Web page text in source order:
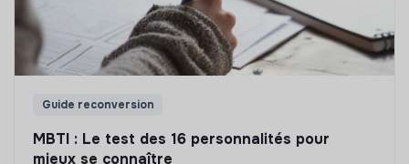
Guide reconversion
MBTI : Le test des 16 personnalités pour
mieux se connaître